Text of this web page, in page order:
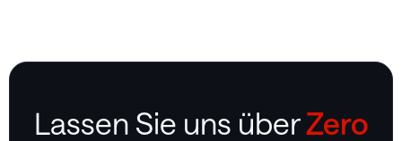
Lassen Sie uns überZero